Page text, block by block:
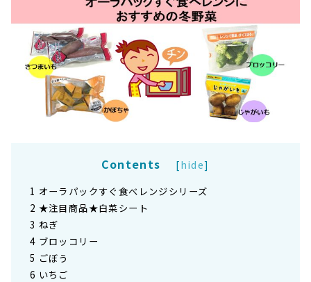
Contents [hide]
1 オーラパックすぐ食べレンジシリーズ
2 ★注目商品★白菜シート
3 ねぎ
4 ブロッコリー
5 ごぼう
6 いちご